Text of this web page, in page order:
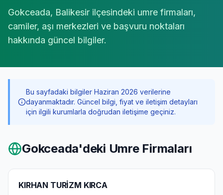
Gokceada, Balikesir ilçesindeki umre firmaları,
camiler, aşı merkezleri ve başvuru noktaları
hakkında güncel bilgiler.
Bu sayfadaki bilgiler Haziran 2026 verilerine
dayanmaktadır. Güncel bilgi, fiyat ve iletişim detayları
için ilgili kurumlarla doğrudan iletişime geçiniz.
Gokceada'deki Umre Firmaları
KIRHAN TURİZM KIRCA